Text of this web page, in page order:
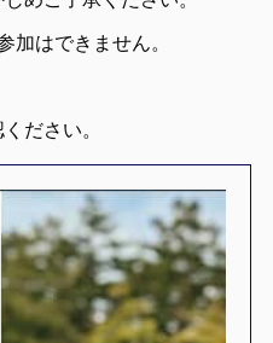
はできません。
ださい。